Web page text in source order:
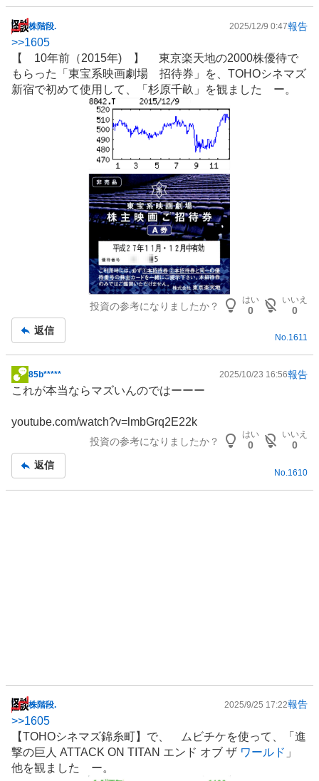
掲
示
板
記
事
株階段. 2025/12/9 0:47報告
>>1605
【 10年前（2015年) 】 東京楽天地の2000株優待で
もらった「東宝系映画劇場 招待券」を、TOHOシネマズ
新宿で初めて使用して、「杉原千畝」を観ました ー。
投資の参考になりましたか？
はい
0
いいえ
0
返信
No.1611
掲
示
記
85b***** 2025/10/23 16:56報告
これが本当ならマズいんのではーーー
youtube.com/watch?v=lmbGrq2E22k
投資の参考になりましたか？
はい
0
いいえ
0
返信
No. 1610
掲
示
板
記
事
株階段. 2025/9/25 17:22報告
>>1605
【TOHOシネマズ錦糸町】で、 ムビチケを使って、「進
撃の巨人 ATTACK ON TITAN エンド オブ ザ ワールド 」
他を観ました ー。